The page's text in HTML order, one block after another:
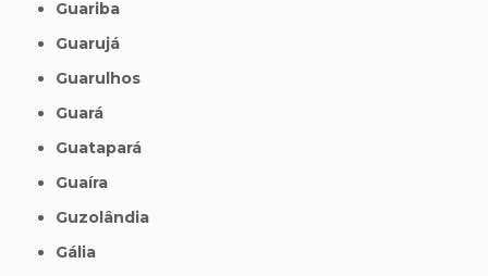
Guariba
Guarujá
Guarulhos
Guará
Guatapará
Guaíra
Guzolândia
Gália